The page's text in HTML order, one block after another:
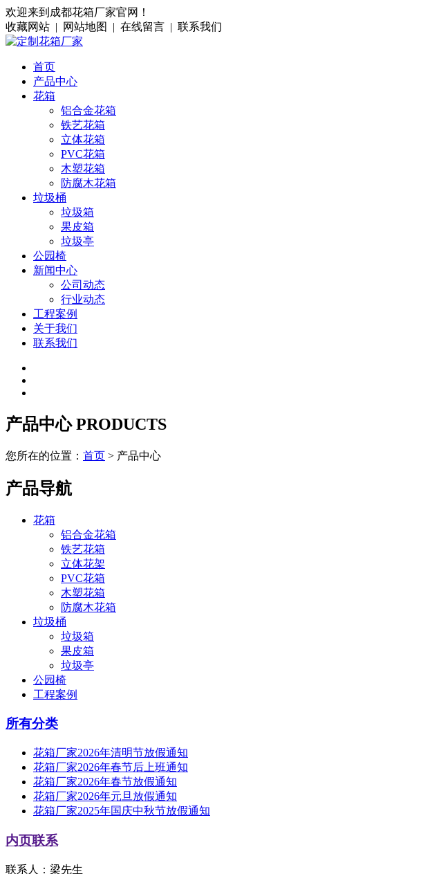
欢迎来到成都花箱厂家官网！
收藏网站 | 网站地图 | 在线留言 | 联系我们
首页
产品中心
花箱
铝合金花箱
铁艺花箱
立体花箱
PVC花箱
木塑花箱
防腐木花箱
垃圾桶
垃圾箱
果皮箱
垃圾亭
公园椅
新闻中心
公司动态
行业动态
工程案例
关于我们
联系我们
产品中心PRODUCTS
您所在的位置： 首页 > 产品中心
产品导航
花箱
铝合金花箱
铁艺花箱
立体花架
PVC花箱
木塑花箱
防腐木花箱
垃圾桶
垃圾箱
果皮箱
垃圾亭
公园椅
工程案例
所有分类
花箱厂家2026年清明节放假通知
花箱厂家2026年春节后上班通知
花箱厂家2026年春节放假通知
花箱厂家2026年元旦放假通知
花箱厂家2025年国庆中秋节放假通知
内页联系
联系人：梁先生